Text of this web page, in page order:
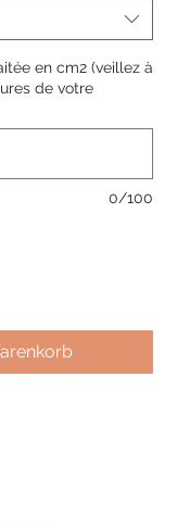
en cm2 (veillez à
de votre
0/100